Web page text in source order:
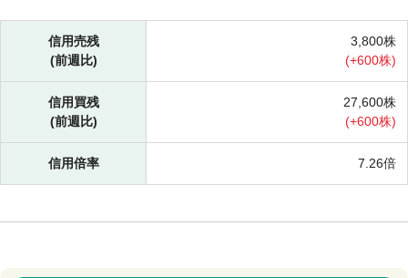
信用売残
(前週比)
3,800株
(+600株)
信用買残
(前週比)
27,600株
(+600株)
信用倍率 7.26倍